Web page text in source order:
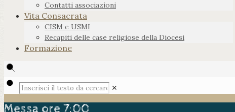
Contatti associazioni
Vita Consacrata
CISM e USMI
Recapiti delle case religiose della Diocesi
Formazione
✕
Messa ore 7:00